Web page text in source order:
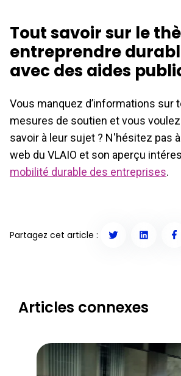
Partagez cet article :
Tout savoir sur le
entreprendre
avec des aides
Vous manquez d’informations sur
mesures de soutien et vous
savoir à leur sujet ? N'hésitez pas
web du VLAIO et son aperçu
mobilité durable des entreprises.
Articles connexes